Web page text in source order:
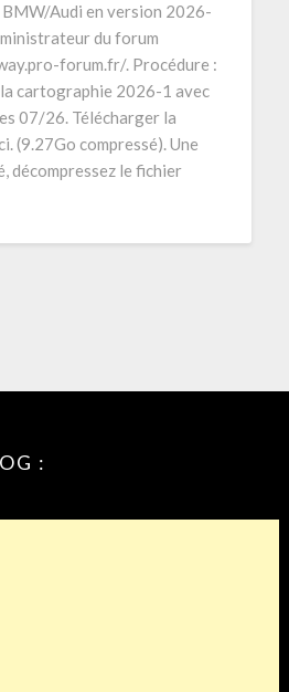
BMW/Audi en version 2026-
du forum
forum.fr/. Procédure :
cartographie 2026-1 avec
07/26. Télécharger la
(9.27Go compressé). Une
décompressez le fichier
: